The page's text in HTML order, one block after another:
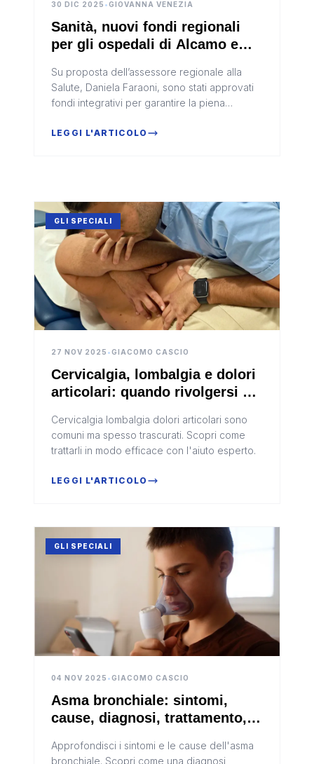
30 DIC 2025 •GIOVANNA VENEZIA
Sanità, nuovi fondi regionali
per gli ospedali di Alcamo e
Su proposta dell’assessore regionale alla
Salute, Daniela Faraoni, sono stati approvati
fondi integrativi per garantire la piena
strategiche
LEGGI L'ARTICOLO
GLI SPECIALI
27 NOV 2025 •GIACOMO CASCIO
Cervicalgia, lombalgia e dolori
articolari: quando rivolgersi a
Cervicalgia lombalgia dolori articolari sono
comuni ma spesso trascurati. Scopri come
trattarli in modo efficace con l'aiuto esperto.
LEGGI L'ARTICOLO
GLI SPECIALI
04 NOV 2025 •GIACOMO CASCIO
Asma bronchiale: sintomi,
cause, diagnosi, trattamento,
malattia
Approfondisci i sintomi e le cause dell'asma
bronchiale. Scopri come una diagnosi